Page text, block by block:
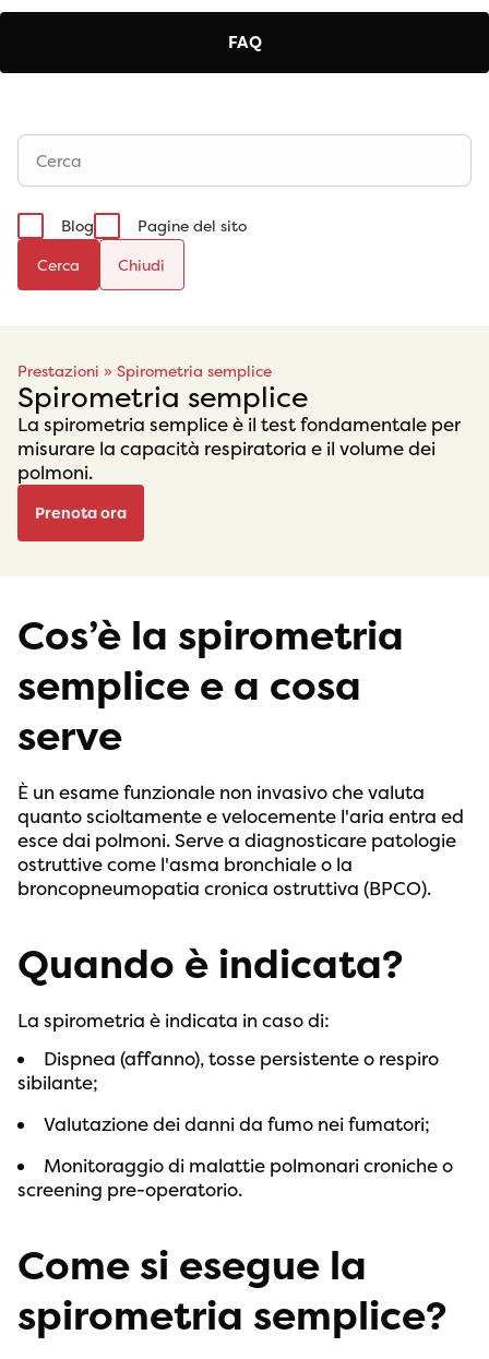
FAQ
Blog
Pagine del sito
Cerca
Prestazioni » Spirometria semplice
Spirometria semplice
La spirometria semplice è il test fondamentale per
misurare la capacità respiratoria e il volume dei
polmoni.
Prenota ora
Cos’è la spirometria
semplice e a cosa
serve
È un esame funzionale non invasivo che valuta
quanto scioltamente e velocemente l'aria entra ed
esce dai polmoni. Serve a diagnosticare patologie
ostruttive come l'asma bronchiale o la
broncopneumopatia cronica ostruttiva (BPCO).
Quando è indicata?
La spirometria è indicata in caso di:
Dispnea (affanno), tosse persistente o respiro
sibilante;
Valutazione dei danni da fumo nei fumatori;
Monitoraggio di malattie polmonari croniche o
screening pre-operatorio.
Come si esegue la
spirometria semplice?